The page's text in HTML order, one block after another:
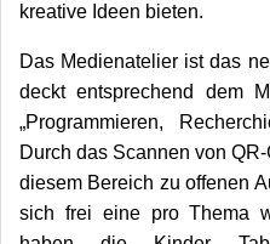
kreative Ideen bieten.
Das Medienatelier ist das
deckt entsprechend dem
„Programmieren,
Durch das Scannen von
diesem Bereich zu offenen
sich frei eine pro Thema